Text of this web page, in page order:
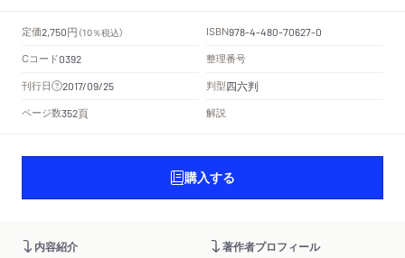
定価2,750円 （10％税込） ISBN978-4-480-70627-0
Cコード0392
整理番号
刊行日
2017/09/25 判型四六判
ページ数352頁 解説
購入する
内容紹介 著作者プロフィール